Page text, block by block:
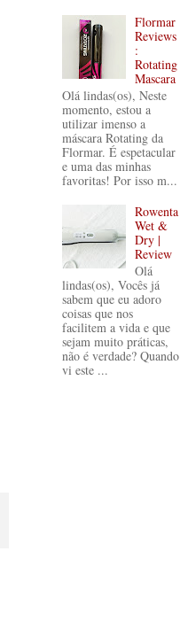
Flormar
Reviews
:
Rotating
Mascara
Olá lindas(os), Neste
momento, estou a
utilizar imenso a
máscara Rotating da
Flormar. É espetacular
e uma das minhas
favoritas! Por isso m...
Rowenta
Wet &
Dry |
Review
Olá
lindas(os), Vocês já
sabem que eu adoro
coisas que nos
facilitem a vida e que
sejam muito práticas,
não é verdade? Quando
vi este ...